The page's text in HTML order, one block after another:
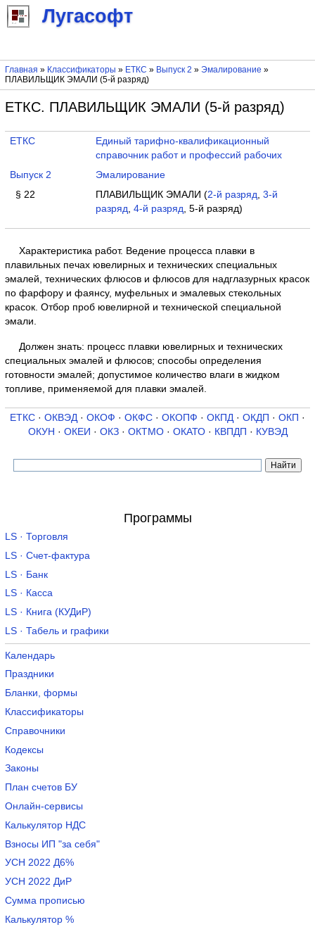
Лугасофт
Главная » Классификаторы » ЕТКС » Выпуск 2 » Эмалирование »
ПЛАВИЛЬЩИК ЭМАЛИ (5-й разряд)
ЕТКС. ПЛАВИЛЬЩИК ЭМАЛИ (5-й разряд)
ЕТКС
Единый тарифно-квалификационный
справочник работ и профессий рабочих
Выпуск 2
Эмалирование
§ 22
ПЛАВИЛЬЩИК ЭМАЛИ (2-й разряд 3-й
разряд 4-й разряд , 5-й разряд)
Характеристика работ. Ведение процесса плавки в
плавильных печах ювелирных и технических специальных
эмалей, технических флюсов и флюсов для надглазурных красок
по фарфору и фаянсу, муфельных и эмалевых стекольных
красок. Отбор проб ювелирной и технической специальной
эмали.
Должен знать: процесс плавки ювелирных и технических
специальных эмалей и флюсов; способы определения
готовности эмалей; допустимое количество влаги в жидком
топливе, применяемой для плавки эмалей.
ЕТКС · ОКВЭД· ОКОФ · ОКФС · ОКОПФ · ОКПД· ОКДП · ОКП ·
ОКУН · ОКЕИ · ОКЗ· ОКТМО· ОКАТО· КВПДП · КУВЭД
Программы
LS · Торговля
LS · Счет-фактура
LS · Банк
LS · Касса
LS · Книга (КУДиР)
LS · Табель и графики
Календарь
Праздники
Бланки, формы
Классификаторы
Справочники
Кодексы
Законы
План счетов БУ
Онлайн-сервисы
Калькулятор НДС
Взносы ИП "за себя"
УСН 2022 Д6%
УСН 2022 ДиР
Сумма прописью
Калькулятор %